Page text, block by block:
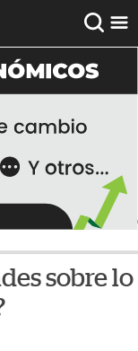
sobre lo